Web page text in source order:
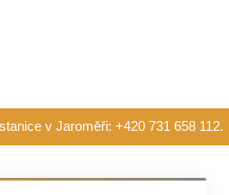
v Jaroměři: +420 731 658 112.